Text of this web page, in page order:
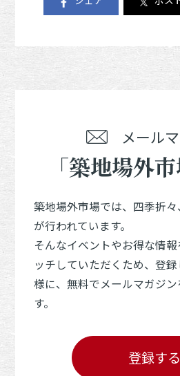
メール
「築地場外
築地場外市場では、四季折
が行われています。
そんなイベントやお得な情
ッチしていただくため、登
様に、無料でメールマガジ
す。
登録する